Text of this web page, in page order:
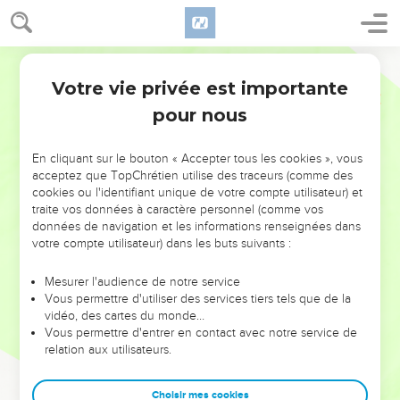
NE MANQUEZ PAS L’ÉVÉNEMENT
DE L’ANNÉE !
ET SI LEURS ERREURS POUVAIENT VOUS ÉVITER LES
VOTRES ?
leur foi ou leur vision. Mais on voit moins les doutes, les erreurs
et les saisons difficiles qu'ils ont traversés, alors même que ce
sont elles qui les ont façonnés.
Dans cette conférence, leaders, entrepreneurs, et responsables
clés pour avancer avec plus de sagesse afin que leurs erreurs
Votre vie privée est importante
pour nous
En cliquant sur le bouton « Accepter tous les cookies », vous
acceptez que TopChrétien utilise des traceurs (comme des
cookies ou l'identifiant unique de votre compte utilisateur) et
traite vos données à caractère personnel (comme vos
données de navigation et les informations renseignées dans
votre compte utilisateur) dans les buts suivants :
Mesurer l'audience de notre service
Vous permettre d'utiliser des services tiers tels que de la
vidéo, des cartes du monde…
Vous permettre d'entrer en contact avec notre service de
relation aux utilisateurs.
Choisir mes cookies